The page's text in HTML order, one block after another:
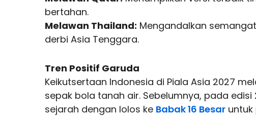
bertahan.
Melawan Thailand: Mengandalkan
derbi Asia Tenggara.
Tren Positif Garuda
Keikutsertaan Indonesia di Piala Asia 2027
sepak bola tanah air. Sebelumnya, pada
sejarah dengan lolos ke Babak 16 Besar